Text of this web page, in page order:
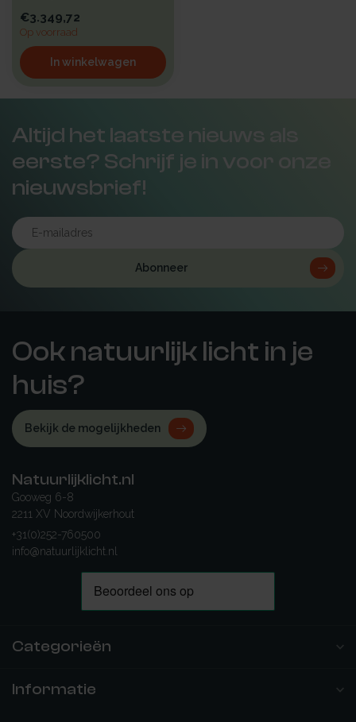
€3.349,72
Op voorraad
In winkelwagen
Altijd het laatste nieuws als
eerste? Schrijf je in voor onze
nieuwsbrief!
Abonneer
Ook natuurlijk licht in je
huis?
Bekijk de mogelijkheden
Natuurlijklicht.nl
Gooweg 6-8
2211 XV Noordwijkerhout
+31(0)252-760500
info@natuurlijklicht.nl
Categorieën
Informatie